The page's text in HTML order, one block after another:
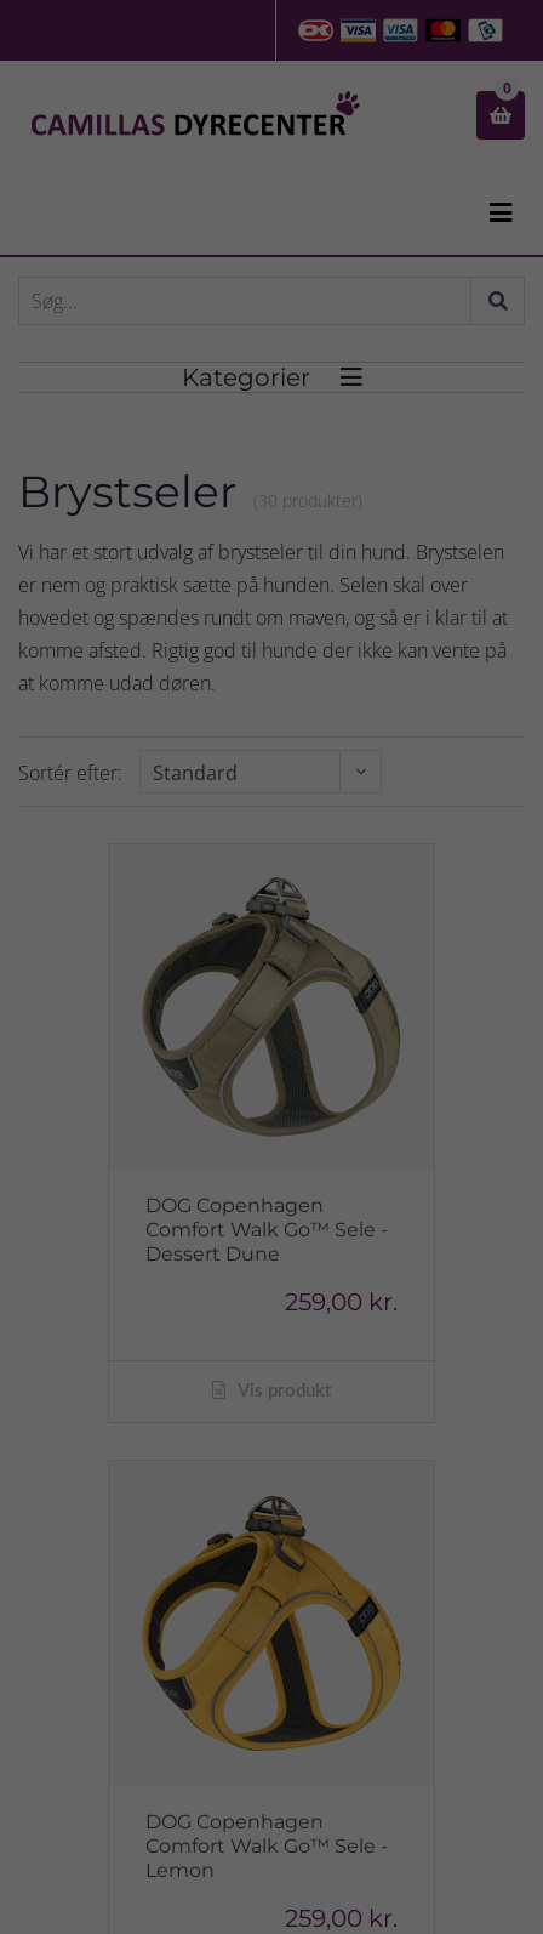

0

Kategorier 
Brystseler (30 produkter)
Vi har et stort udvalg af brystseler til din hund. Brystselen
er nem og praktisk sætte på hunden. Selen skal over
hovedet og spændes rundt om maven, og så er i klar til at
komme afsted. Rigtig god til hunde der ikke kan vente på
at komme udad døren.
Sortér efter:
DOG Copenhagen
Comfort Walk Go™ Sele -
Dessert Dune
259,00 kr.
Vis produkt
DOG Copenhagen
Comfort Walk Go™ Sele -
Lemon
259,00 kr.